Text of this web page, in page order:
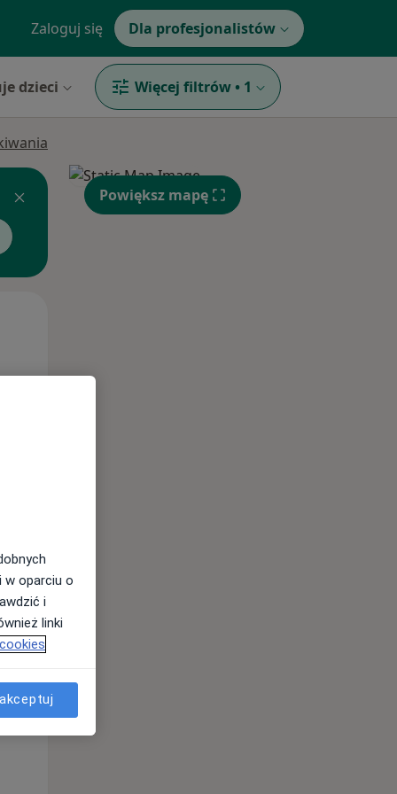
Zaloguj się Dla profesjonalistów
dzieci Więcej filtrów • 1
Pon,
10 Sie
Powiększ mapę
w oparciu o
i
linki